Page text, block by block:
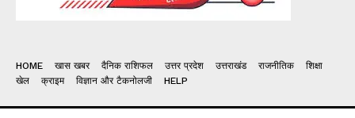
HOME खास खबर दैनिक राशिफल उत्तर प्रदेश उत्तराखंड राजनीतिक
शिक्षा
खेल
क्राइम विज्ञान और टैकनोलजी HELP